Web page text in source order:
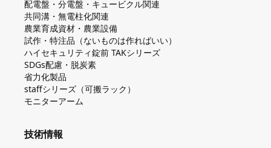
配電盤・分電盤・キュービクル関連
共同溝・無電柱化関連
農業育成資材・農業設備
試作・特注品（ないものは作ればいい）
ハイセキュリティ錠前 TAKシリーズ
SDGs配慮・脱炭素
省力化製品
staffシリーズ（可搬ラック）
モニターアーム
技術情報